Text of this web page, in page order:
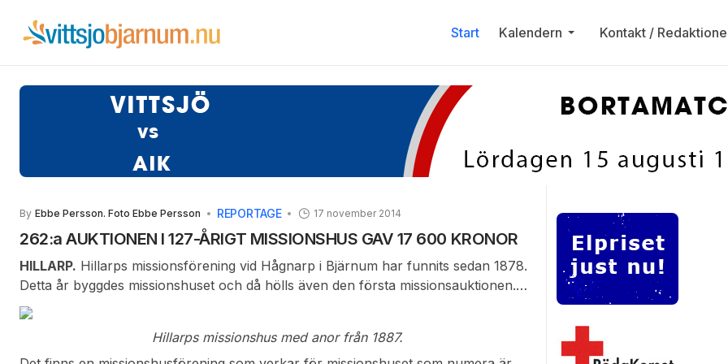
Start Kalendern Kontakt /
By Ebbe Persson. Foto Ebbe Persson REPORTAGE 17 november 2014
262:a AUKTIONEN I 127-ÅRIGT MISSIONSHUS GAV 17 600 KRONOR
HILLARP. Hillarps missionsförening vid Hågnarp i Bjärnum har funnits sedan 1878.
Detta år byggdes missionshuset och då hölls även den första missionsauktionen.
Sedan dess har två missionsförsäljningar hållits varje år varför antalet auktioner nu
är upp i 262! Verksamheten är ekumenisk då det i tidens begynnande var
Traktatsällskapet (EFS) och BV (Bibeltrogna Vänner) som slog samman
Hillarps missionshus med anor från 1887.